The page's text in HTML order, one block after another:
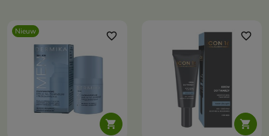
Nieuw

favorite_border

favorite_border